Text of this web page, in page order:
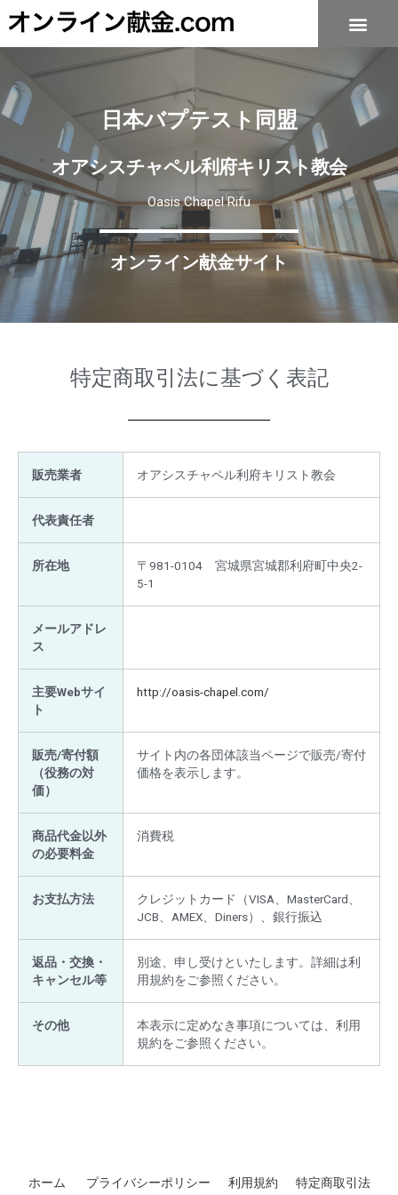
日本バプテスト同盟
オアシスチャペル利府キリスト教会
Oasis Chapel Rifu
オンライン献金サイト
特定商取引法に基づく表記
販売業者 オアシスチャペル利府キリスト教会
代表責任者
所在地
〒981-0104 宮城県宮城郡利府町中央2-
5-1
メールアドレ
ス
主要Webサイ
ト
http://oasis-chapel.com/
販売/寄付額
（役務の対
価）
サイト内の各団体該当ページで販売/寄付
価格を表示します。
商品代金以外
の必要料金
消費税
お支払方法
クレジットカード（VISA、MasterCard、
JCB、AMEX、Diners）、銀行振込
返品・交換・
キャンセル等
別途、申し受けといたします。詳細は利
用規約をご参照ください。
その他
本表示に定めなき事項については、利用
規約をご参照ください。
ホーム プライバシーポリシー 利用規約
特定商取引法